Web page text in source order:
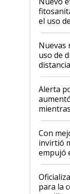
el uso
Nuevas
uso de
Alerta
Con
invirtió
empujó
para la